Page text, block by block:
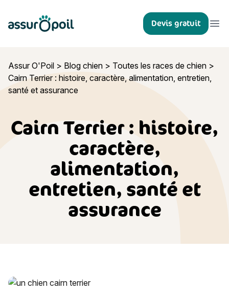
Assur O'Poil Devis gratuit
Assur O'Poil > Blog chien > Toutes les races de chien >
Cairn Terrier : histoire, caractère, alimentation, entretien,
santé et assurance
Cairn Terrier : histoire,
caractère,
alimentation,
entretien, santé et
assurance
Cairn Terrier : histoire, caractère, alimentation, entretien,